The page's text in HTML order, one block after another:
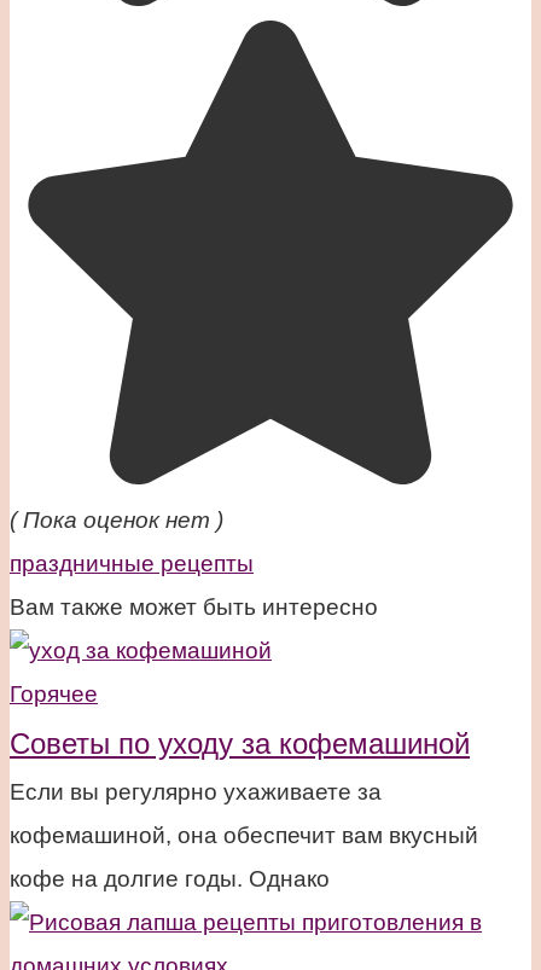
( Пока оценок нет )
праздничные рецепты
Вам также может быть интересно
Горячее
Советы по уходу за кофемашиной
Если вы регулярно ухаживаете за
кофемашиной, она обеспечит вам вкусный
кофе на долгие годы. Однако